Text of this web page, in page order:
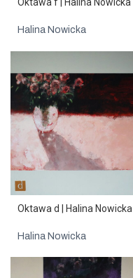
Oktawa f | Halina Nowicka
Halina Nowicka
Oktawa d | Halina Nowicka
Halina Nowicka